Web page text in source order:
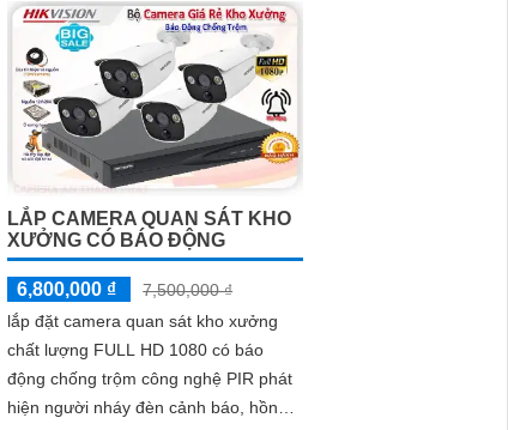
minh với giá cả phải chăng và hình ảnh chất
lượng.
LẮP CAMERA QUAN SÁT KHO
XƯỞNG CÓ BÁO ĐỘNG
6,800,000 ₫
7,500,000 ₫
lắp đặt camera quan sát kho xưởng
chất lượng FULL HD 1080 có báo
động chống trộm công nghệ PIR phát
hiện người nháy đèn cảnh báo, hồng